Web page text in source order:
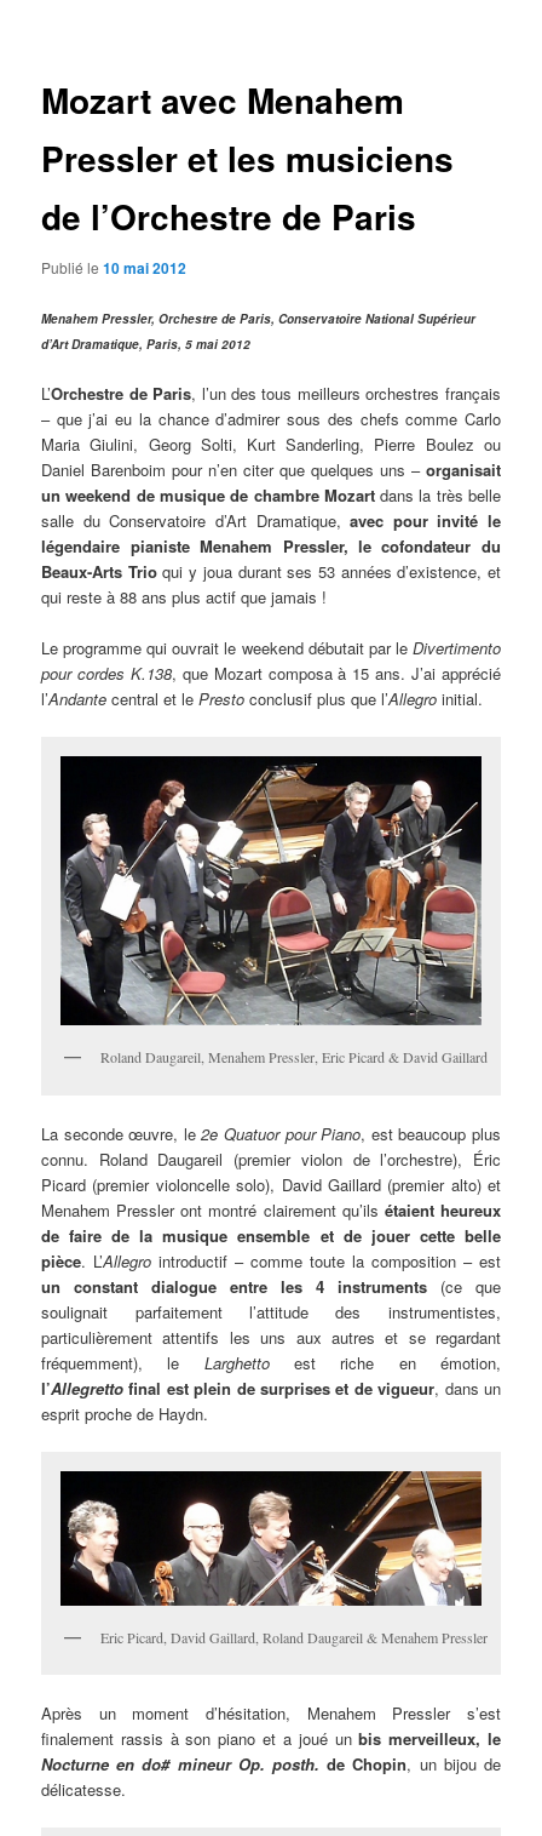
Mozart avec Menahem
Pressler et les musiciens
de l’Orchestre de Paris
Publié le10 mai 2012
Menahem Pressler, Orchestre de Paris, Conservatoire National Supérieur
d’Art Dramatique, Paris, 5 mai 2012
L’Orchestre de Paris, l’un des tous meilleurs orchestres français
– que j’ai eu la chance d’admirer sous des chefs comme Carlo
Maria Giulini, Georg Solti, Kurt Sanderling, Pierre Boulez ou
Daniel Barenboim pour n’en citer que quelques uns – organisait
un weekend de musique de chambre Mozartdans la très belle
salle du Conservatoire d’Art Dramatique,avec pour invité le
légendaire pianiste Menahem Pressler, le cofondateur du
Beaux-Arts Trioqui y joua durant ses 53 années d’existence, et
qui reste à 88 ans plus actif que jamais !
Le programme qui ouvrait le weekend débutait par le Divertimento
pour cordes K.138, que Mozart composa à 15 ans. J’ai apprécié
l’Andante central et lePrestoconclusif plus que l’Allegroinitial.
Roland Daugareil, Menahem Pressler, Eric Picard & David Gaillard
La seconde œuvre, le2e Quatuor pour Piano, est beaucoup plus
connu. Roland Daugareil (premier violon de l’orchestre), Éric
Picard (premier violoncelle solo), David Gaillard (premier alto) et
Menahem Pressler ont montré clairement qu’ils étaient heureux
de faire de la musique ensemble et de jouer cette belle
pièce. L’Allegro introductif – comme toute la composition – est
un constant dialogue entre les 4 instruments(ce que
soulignait parfaitement l’attitude des instrumentistes,
particulièrement attentifs les uns aux autres et se regardant
fréquemment), le Larghettoest riche en émotion,
l’Allegretto final est plein de surprises et de vigueur, dans un
esprit proche de Haydn.
Eric Picard, David Gaillard, Roland Daugareil & Menahem Pressler
Après un moment d’hésitation, Menahem Pressler s’est
finalement rassis à son piano et a joué unbismerveilleux, le
Nocturne en do# mineur Op. posth. deChopin, un bijou de
délicatesse.